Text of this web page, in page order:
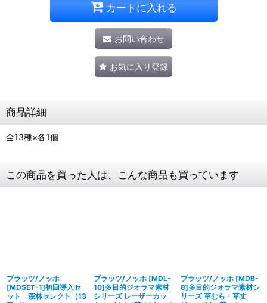
カートに入れる
お問い合わせ
お気に入り登録
商品詳細
全13種×各1個
この商品を買った人は、こんな商品も買っています
プラッツ/ノッホ
[MDSET-1]初回導入セ
ット 森林セレクト（13
プラッツ/ノッホ [MDL-
10]多目的ジオラマ素材
シリーズ レーザーカッ
プラッツ/ノッホ [MDB-
8]多目的ジオラマ素材シ
リーズ 草むら・草丈